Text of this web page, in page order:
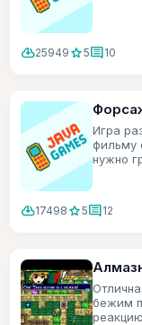
cloud_download25949 star5comment10
Игра
фильму
нужно
cloud_download17498 star5comment12
бежим